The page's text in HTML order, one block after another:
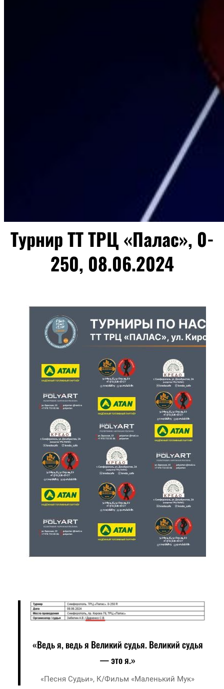
Турнир ТТ ТРЦ «Палас», 0-
250, 08.06.2024
«Ведь я, ведь я Великий судья. Великий судья
— это я.»
«Песня Судьи», К/фильм «Маленький Мук»